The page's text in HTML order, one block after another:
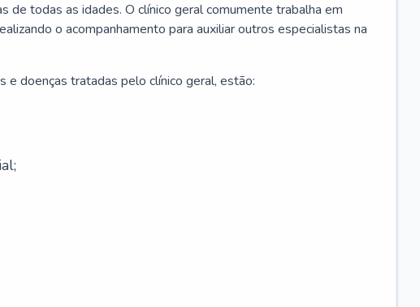
de todas as idades. O clínico geral comumente trabalha em
o acompanhamento para auxiliar outros especialistas na
e doenças tratadas pelo clínico geral, estão: